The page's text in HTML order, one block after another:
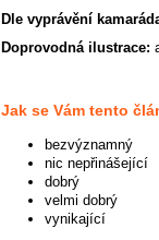
Dle vyprávění
Doprovodná ilustrace:
Jak se Vám tento
bezvýznamný
nic nepřinášející
dobrý
velmi dobrý
vynikající